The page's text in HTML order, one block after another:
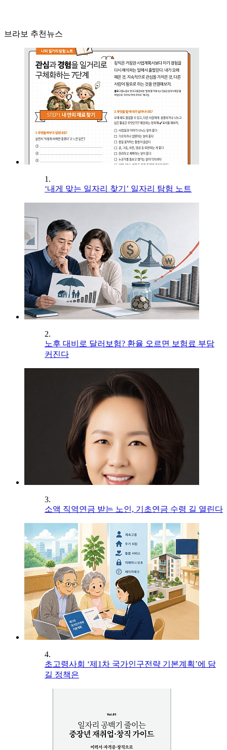
브라보 추천뉴스
1.
‘내게 맞는 일자리 찾기’ 일자리 탐험 노트
2.
노후 대비로 달러보험? 환율 오르면 보험료 부담
커진다
3.
소액 직역연금 받는 노인, 기초연금 수령 길 열린다
4.
초고령사회 ‘제1차 국가인구전략 기본계획’에 담
길 정책은